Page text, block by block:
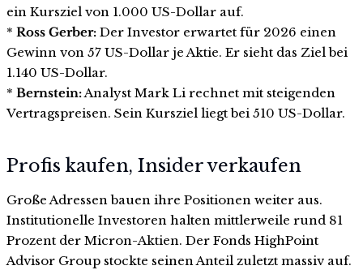
ein Kursziel von 1.000 US-Dollar auf.
* Ross Gerber: Der Investor erwartet für 2026 einen
Gewinn von 57 US-Dollar je Aktie. Er sieht das Ziel bei
1.140 US-Dollar.
* Bernstein:Analyst Mark Li rechnet mit steigenden
Vertragspreisen. Sein Kursziel liegt bei 510 US-Dollar.
Profis kaufen, Insider verkaufen
Große Adressen bauen ihre Positionen weiter aus.
Institutionelle Investoren halten mittlerweile rund 81
Prozent der Micron-Aktien. Der Fonds HighPoint
Advisor Group stockte seinen Anteil zuletzt massiv auf.